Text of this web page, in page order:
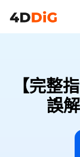
【完整
誤